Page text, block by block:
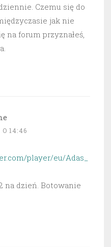
Czemu się do
jak nie
na forum przyznałeś,
14:46
player/eu/Adas_
na dzień. Botowanie